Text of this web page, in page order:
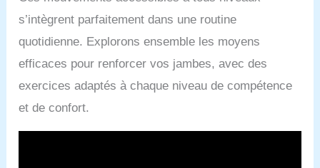
s’intègrent parfaitement dans une routine
quotidienne. Explorons ensemble les moyens
efficaces pour renforcer vos jambes, avec des
exercices adaptés à chaque niveau de compétence
et de confort.